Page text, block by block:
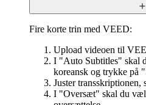
Fire korte trin med VEED:
Upload videoen til
I "Auto Subtitles" skal
koreansk og trykke på
Juster transskriptionen,
I "Oversæt" skal du